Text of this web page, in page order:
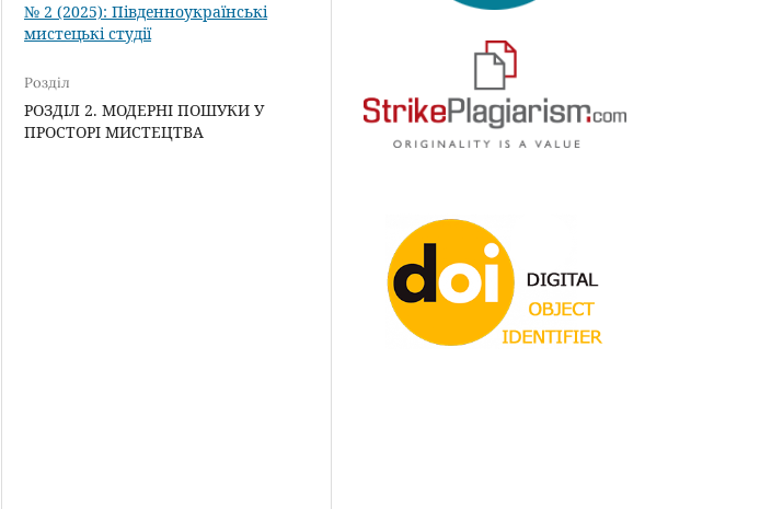
№ 2 (2025): Південноукраїнські
мистецькі студії
Розділ
РОЗДІЛ 2. МОДЕРНІ ПОШУКИ У
ПРОСТОРІ МИСТЕЦТВА